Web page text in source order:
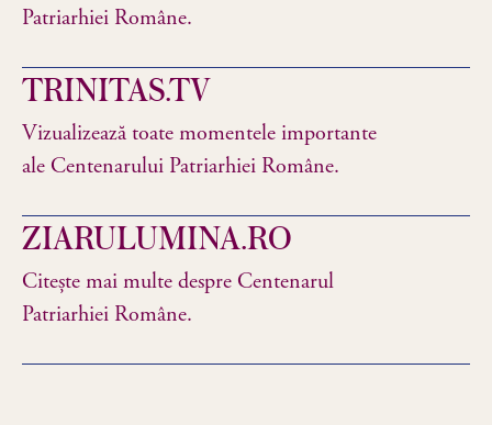
Patriarhiei Române.
TRINITAS.TV
Vizualizează toate momentele importante
ale Centenarului Patriarhiei Române.
ZIARULUMINA.RO
Citește mai multe despre Centenarul
Patriarhiei Române.